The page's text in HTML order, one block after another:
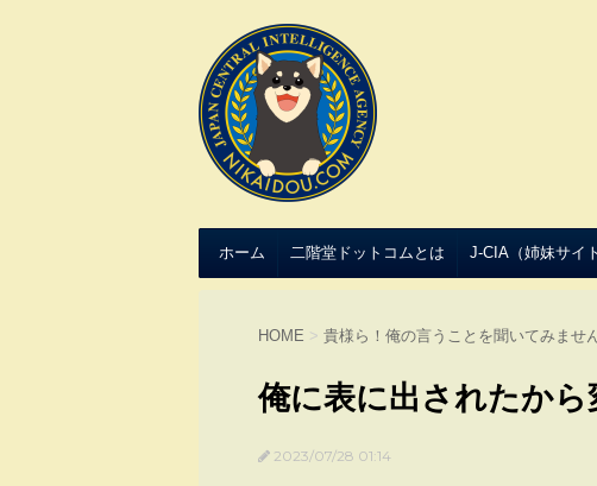
ホーム 二階堂ドットコムとは J-CIA（姉妹サイト
HOME > 貴様ら！俺の言うことを聞いてみませ
俺に表に出されたから
2023/07/28 01:14